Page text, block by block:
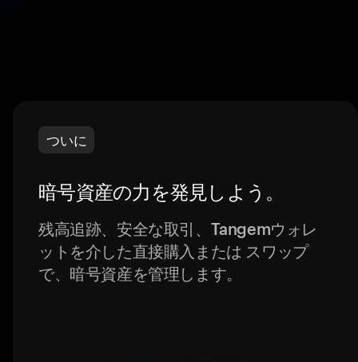
ついに
暗号資産の力を発見しよう。
残高追跡、安全な取引、Tangemウォレ
ットを介した直接購入または スワップ
で、暗号資産を管理します。